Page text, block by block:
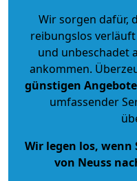
Wir sorgen dafür,
reibungslos
und unbeschadet
ankommen.
günstigen
umfassender
Wir legen los, wenn
von Neuss